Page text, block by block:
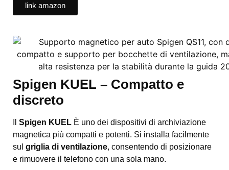
link amazon
Spigen KUEL – Compatto e
discreto
Spigen KUEL È uno dei dispositivi di archiviazione
magnetica più compatti e potenti. Si installa facilmente
sul griglia di ventilazione, consentendo di posizionare
e rimuovere il telefono con una sola mano.